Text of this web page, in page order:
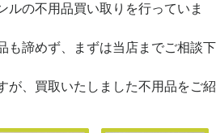
ルの不用品買い取りを行っていま
も諦めず、まずは当店までご相談下
が、買取いたしました不用品をご紹